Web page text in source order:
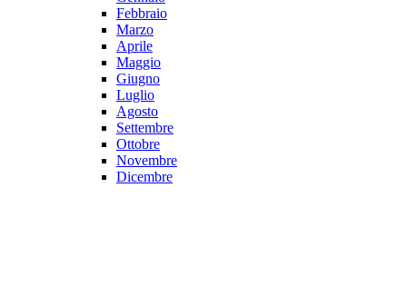
Febbraio
Marzo
Aprile
Maggio
Giugno
Luglio
Agosto
Settembre
Ottobre
Novembre
Dicembre